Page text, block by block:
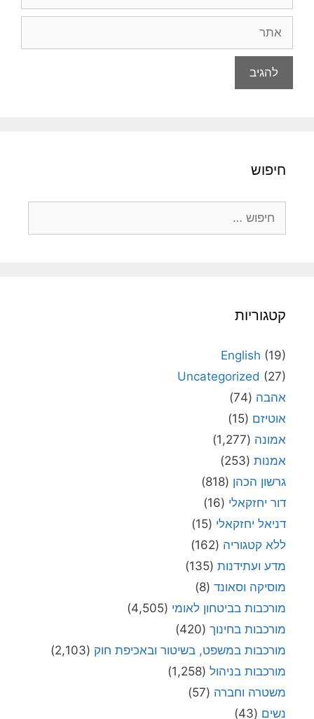
חיפוש
קטגוריות
English (19)
Uncategorized (27)
אהבה (74)
אוטיזם (15)
אמונה (1,277)
אמנות (253)
גרשון הכהן (818)
דור יחזקאלי (16)
דניאל יחזקאלי (15)
ללא קטגוריה (162)
מדע ועתידנות (135)
מוסיקה וסאונד (8)
מורכבות בביטחון לאומי (4,505)
מורכבות בחינוך (420)
מורכבות במשפט, בשיטור ובאכיפת חוק (2,103)
מורכבות בניהול (1,258)
משטרה וחברה (57)
נשים (43)